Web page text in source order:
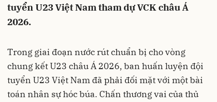
tuyển U23 Việt Nam tham dự VCK châu Á
2026.
Trong giai đoạn nước rút chuẩn bị cho vòng
chung kết U23 châu Á 2026, ban huấn luyện đội
tuyển U23 Việt Nam đã phải đối mặt với một bài
toán nhân sự hóc búa. Chấn thương vai của thủ